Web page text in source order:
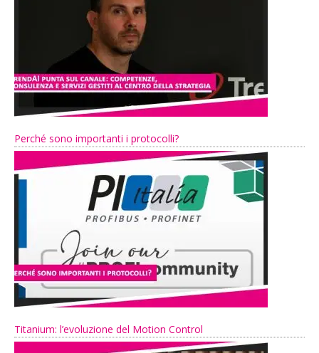
Perché sono importanti i protocolli?
Titanium: l’evoluzione del Motion Control